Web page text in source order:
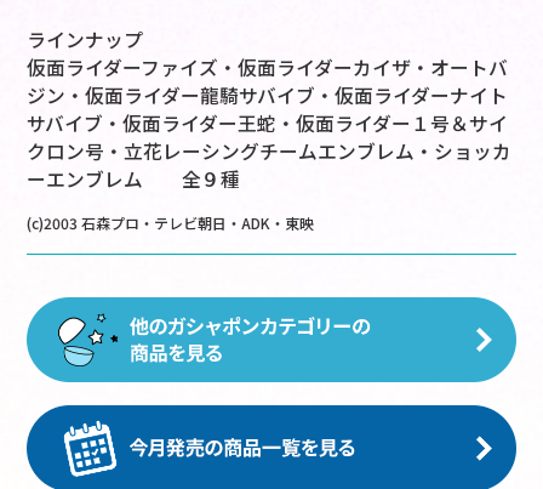
ラインナップ
仮面ライダーファイズ・仮面ライダーカイザ・オートバ
ジン・仮面ライダー龍騎サバイブ・仮面ライダーナイト
サバイブ・仮面ライダー王蛇・仮面ライダー１号＆サイ
クロン号・立花レーシングチームエンブレム・ショッカ
ーエンブレム 全９種
(c)2003 石森プロ・テレビ朝日・ADK・東映